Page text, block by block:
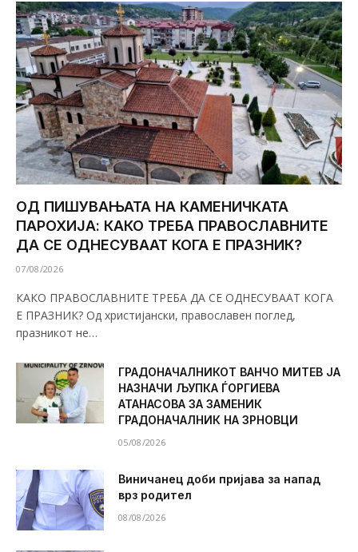
ОД ПИШУВАЊАТА НА КАМЕНИЧКАТА
ПАРОХИЈА: КАКО ТРЕБА ПРАВОСЛАВНИТЕ
ДА СЕ ОДНЕСУВААТ КОГА Е ПРАЗНИК?
07/08/2026
КАКО ПРАВОСЛАВНИТЕ ТРЕБА ДА СЕ ОДНЕСУВААТ КОГА
Е ПРАЗНИК? Од христијански, православен поглед,
празникот не…
ГРАДОНАЧАЛНИКОТ ВАНЧО МИТЕВ ЈА
НАЗНАЧИ ЉУПКА ЃОРГИЕВА
АТАНАСОВА ЗА ЗАМЕНИК
ГРАДОНАЧАЛНИК НА ЗРНОВЦИ
05/08/2026
Виничанец доби пријава за напад
врз родител
08/08/2026